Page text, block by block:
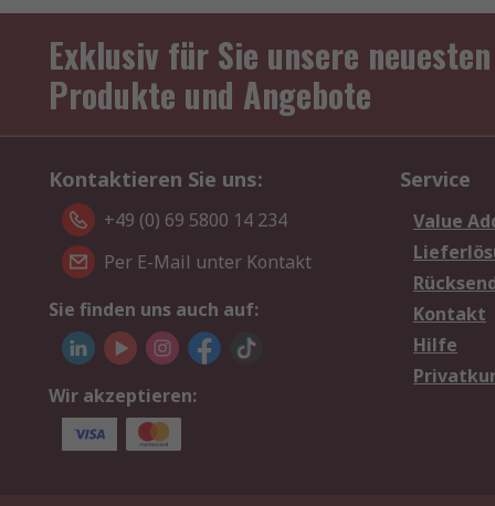
Exklusiv für Sie unsere neuesten
Produkte und Angebote
Kontaktieren Sie uns:
+49 (0) 69 5800 14 234
Per E-Mail unter Kontakt
Sie finden uns auch auf:
Wir akzeptieren:
Service
Value
Kontakt
Hilfe